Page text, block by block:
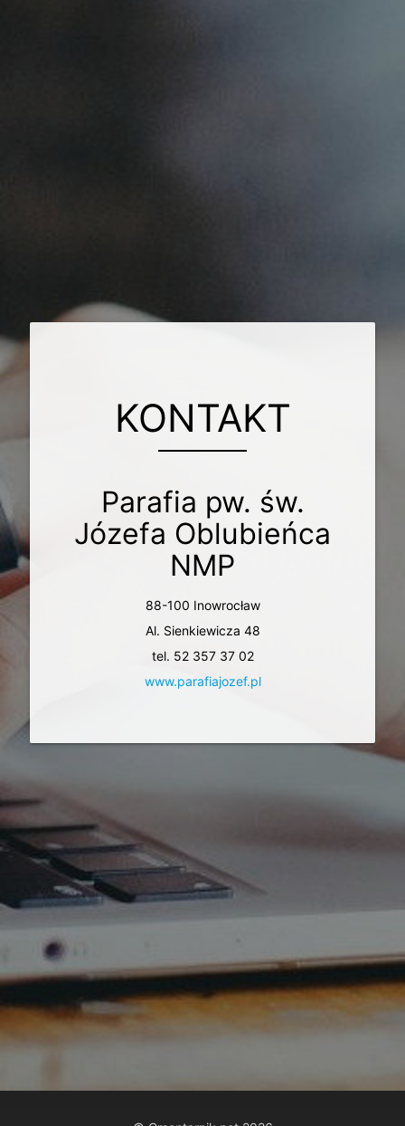
KONTAKT
Parafia pw. św.
Józefa Oblubieńca
NMP
88-100 Inowrocław
Al. Sienkiewicza 48
tel. 52 357 37 02
www.parafiajozef.pl